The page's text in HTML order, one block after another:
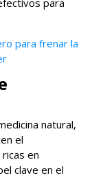
para
para frenar la
natural,
el
en
clave en el